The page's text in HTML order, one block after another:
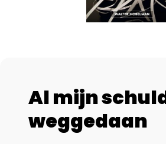
Al mijn
weggedaan